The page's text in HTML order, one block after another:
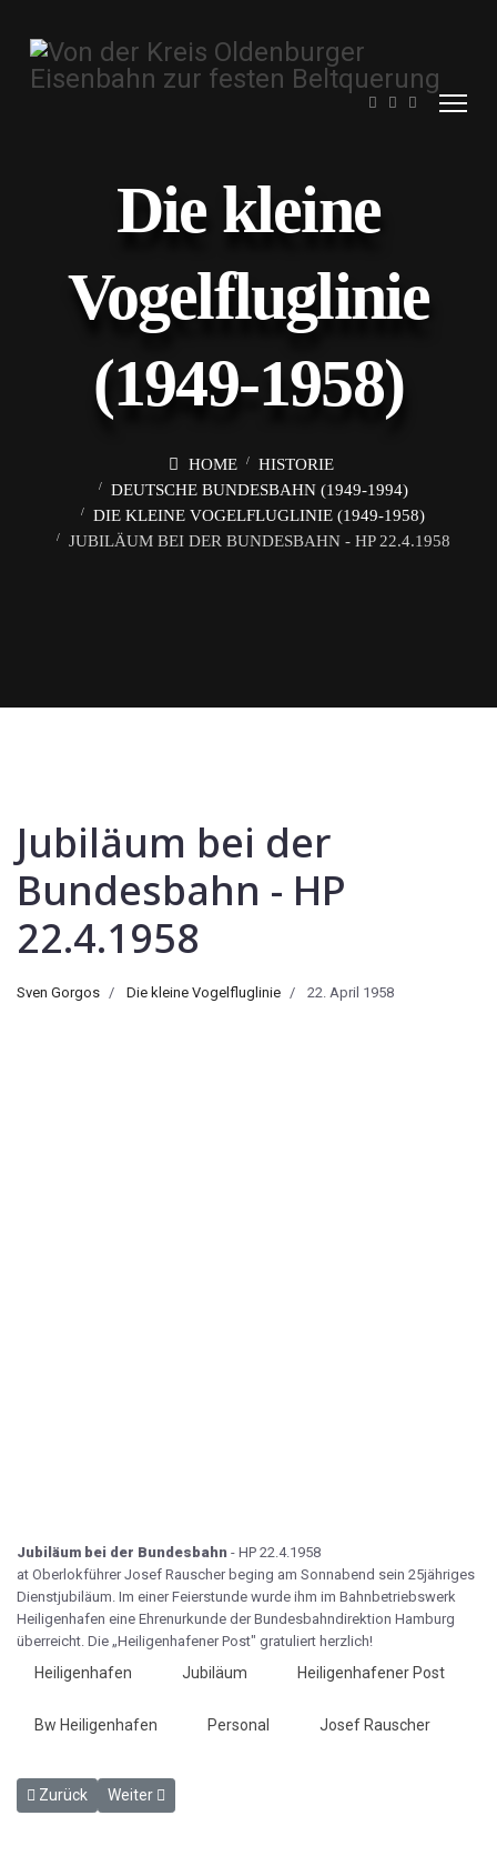
Die kleine
Vogelfluglinie
(1949-1958)
HOME
HISTORIE
DEUTSCHE BUNDESBAHN (1949-1994)
DIE KLEINE VOGELFLUGLINIE (1949-1958)
JUBILÄUM BEI DER BUNDESBAHN - HP 22.4.1958
Jubiläum bei der
Bundesbahn - HP
22.4.1958
Sven Gorgos Die kleine Vogelfluglinie 22. April 1958
Jubiläum bei der Bundesbahn - HP 22.4.1958
at Oberlokführer Josef Rauscher beging am Sonnabend sein 25jähriges
Dienst­jubiläum. Im einer Feierstunde wurde ihm im Bahnbetriebswerk
Heiligenhafen eine Ehrenurkunde der Bundesbahndirek­tion Hamburg
überreicht. Die „Heiligenhafener Post" gratuliert herzlich!
Heiligenhafen Jubiläum Heiligenhafener Post
Bw Heiligenhafen Personal Josef Rauscher
Vorheriger Beitrag: Wir reisen jetzt angenehmer - HP 18.4.1958
Zurück Nächster Beitrag: Zur Probe in Großenbrode - HP
Weiter